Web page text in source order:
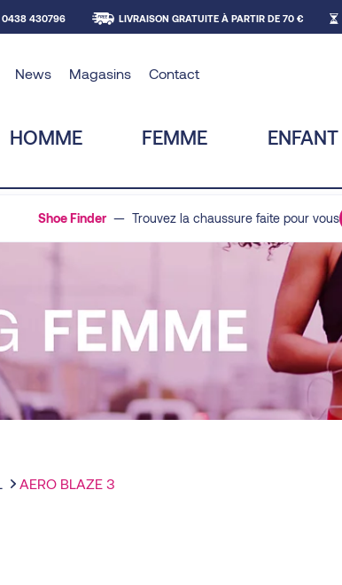
0438 430796 LIVRAISON GRATUITE À PARTIR DE 70 €
News Magasins Contact
HOMME FEMME ENFANT
Shoe Finder— Trouvez la chaussure faite pour vous
AERO BLAZE 3